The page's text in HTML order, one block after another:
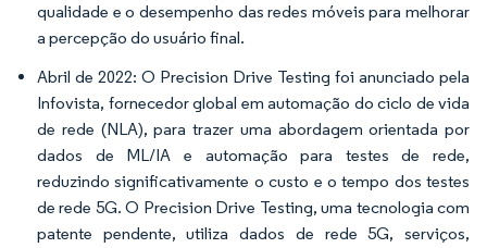
qualidade e o desempenho das redes móveis para melhorar
a percepção do usuário final.
Abril de 2022: O Precision Drive Testing foi anunciado pela
Infovista, fornecedor global em automação do ciclo de vida
de rede (NLA), para trazer uma abordagem orientada por
dados de ML/IA e automação para testes de rede,
reduzindo significativamente o custo e o tempo dos testes
de rede 5G. O Precision Drive Testing, uma tecnologia com
patente pendente, utiliza dados de rede 5G, serviços,